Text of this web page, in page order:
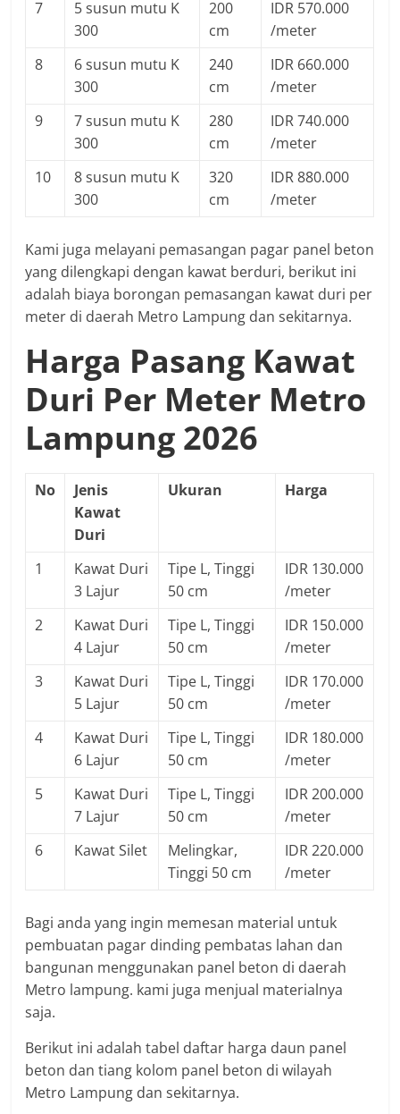
7
5 susun mutu K
300
200
cm
IDR 570.000
/meter
8
6 susun mutu K
300
240
cm
IDR 660.000
/meter
9
7 susun mutu K
300
280
cm
IDR 740.000
/meter
10
8 susun mutu K
300
320
cm
IDR 880.000
/meter
Kami juga melayani pemasangan pagar panel beton
yang dilengkapi dengan kawat berduri, berikut ini
adalah biaya borongan pemasangan kawat duri per
meter di daerah Metro Lampung dan sekitarnya.
Harga Pasang Kawat
Duri Per Meter Metro
Lampung 2026
No
Jenis
Kawat
Duri
Ukuran Harga
1
Kawat Duri
3 Lajur
Tipe L, Tinggi
50 cm
IDR 130.000
/meter
2
Kawat Duri
4 Lajur
Tipe L, Tinggi
50 cm
IDR 150.000
/meter
3
Kawat Duri
5 Lajur
Tipe L, Tinggi
50 cm
IDR 170.000
/meter
4
Kawat Duri
6 Lajur
Tipe L, Tinggi
50 cm
IDR 180.000
/meter
5
Kawat Duri
7 Lajur
Tipe L, Tinggi
50 cm
IDR 200.000
/meter
6
Kawat Silet
Melingkar,
Tinggi 50 cm
IDR 220.000
/meter
Bagi anda yang ingin memesan material untuk
pembuatan pagar dinding pembatas lahan dan
bangunan menggunakan panel beton di daerah
Metro lampung. kami juga menjual materialnya
saja.
Berikut ini adalah tabel daftar harga daun panel
beton dan tiang kolom panel beton di wilayah
Metro Lampung dan sekitarnya.